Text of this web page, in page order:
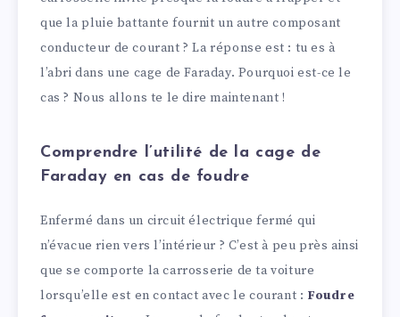
que la pluie battante fournit un autre composant
conducteur de courant ? La réponse est : tu es à
l’abri dans une cage de Faraday. Pourquoi est-ce le
cas ? Nous allons te le dire maintenant !
Comprendre l’utilité de la cage de
Faraday en cas de foudre
Enfermé dans un circuit électrique fermé qui
n’évacue rien vers l’intérieur ? C’est à peu près ainsi
que se comporte la carrosserie de ta voiture
lorsqu’elle est en contact avec le courant : Foudre